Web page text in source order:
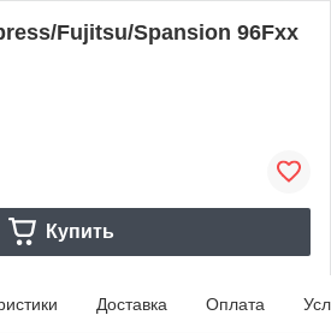
Fujitsu/Spansion 96Fxx
Купить
Доставка Оплата